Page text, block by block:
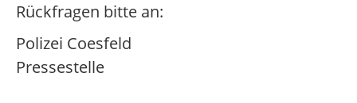
Rückfragen bitte an:
Polizei Coesfeld
Pressestelle